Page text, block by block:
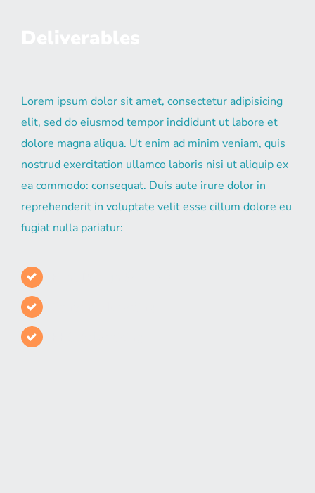
Lorem ipsum dolor sit amet, consectetur adipisicing
elit, sed do eiusmod tempor incididunt ut labore et
dolore magna aliqua. Ut enim ad minim veniam, quis
nostrud exercitation ullamco laboris nisi ut aliquip ex
ea commodo: consequat. Duis aute irure dolor in
reprehenderit in voluptate velit esse cillum dolore eu
fugiat nulla pariatur: